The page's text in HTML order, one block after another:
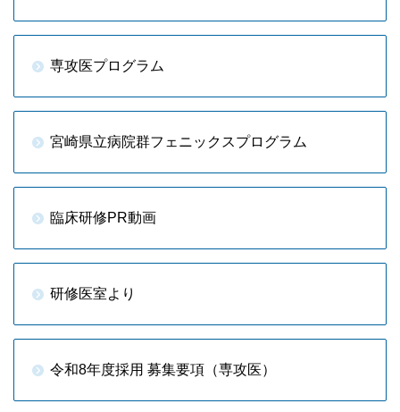
専攻医プログラム
宮崎県立病院群フェニックスプログラム
臨床研修PR動画
研修医室より
令和8年度採用 募集要項（専攻医）